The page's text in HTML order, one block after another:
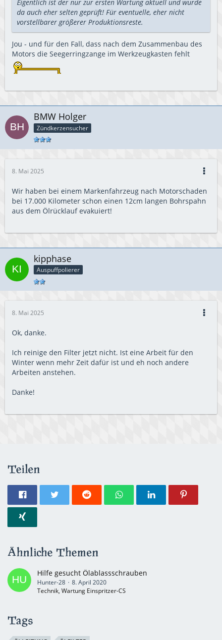
Eigentlich ist der nur zur ersten Wartung aktuell und wurde
da auch eher selten geprüft! Für eventuelle, eher nicht
vorstellbarer größerer Produktionsreste.
Jou - und für den Fall, dass nach dem Zusammenbau des
Motors die Seegerringzange im Werkzeugkasten fehlt
BMW Holger
Zündkerzensucher
8. Mai 2025
Wir haben bei einem Markenfahrzeug nach Motorschaden
bei 17.000 Kilometer schon einen 12cm langen Bohrspahn
aus dem Ölrücklauf evakuiert!
kipphase
Auspuffpolierer
8. Mai 2025
Ok, danke.
Ich reinige den Filter jetzt nicht. Ist eine Arbeit für den
Winter wenn mehr Zeit dafür ist und eh noch andere
Arbeiten anstehen.
Danke!
Teilen
Ähnliche Themen
Hilfe gesucht Ölablassschrauben
Hunter-28
8. April 2020
Technik, Wartung Einspritzer-CS
Tags